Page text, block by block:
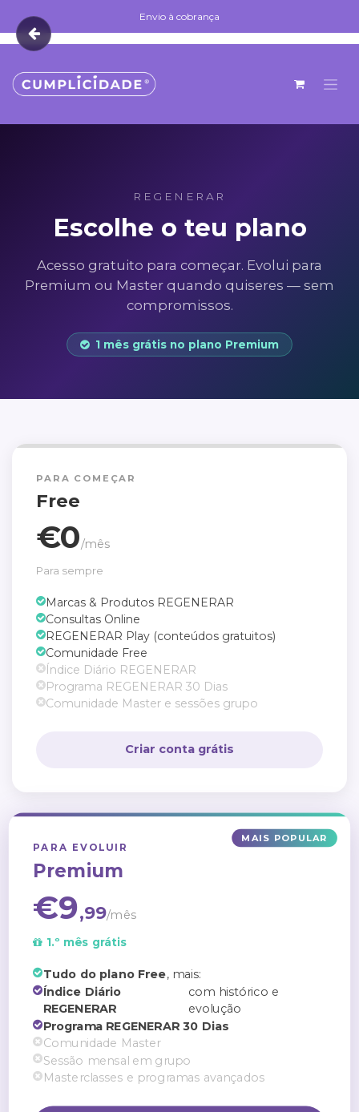
Envio à cobrança
Envio à cobrança
REGENERAR
Escolhe o teu plano
Acesso gratuito para começar. Evolui para
Premium ou Master quando quiseres — sem
compromissos.
1 mês grátis no plano Premium
PARA COMEÇAR
Free
€0/mês
Para sempre
Marcas & Produtos REGENERAR
Consultas Online
REGENERAR Play (conteúdos gratuitos)
Comunidade Free
Índice Diário REGENERAR
Programa REGENERAR 30 Dias
Comunidade Master e sessões grupo
Criar conta grátis
MAIS POPULAR
PARA EVOLUIR
Premium
€9,99/mês
1.º mês grátis
Tudo do plano Free, mais:
Índice Diário
REGENERAR
com histórico e
evolução
Programa REGENERAR 30 Dias
Comunidade Master
Sessão mensal em grupo
Masterclasses e programas avançados